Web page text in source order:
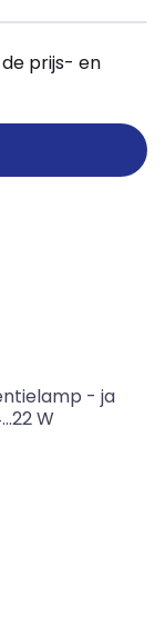
prijs- en
- ja
W